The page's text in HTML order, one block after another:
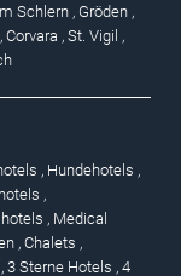
Schlern , Gröden ,
, Corvara , St. Vigil ,
, Hundehotels ,
,
, Medical
, Chalets ,
, 3 Sterne Hotels , 4